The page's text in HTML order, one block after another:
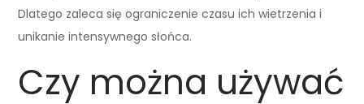
Dlatego zaleca się ograniczenie czasu ich wietrzenia i
unikanie intensywnego słońca.
Czy można używać